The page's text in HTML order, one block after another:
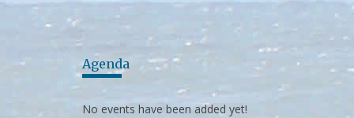
Agenda
No events have been added yet!